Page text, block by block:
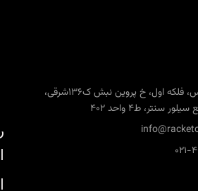
تهران، تهران پارس، فلکه اول، خ پروین نبش ک136شرقی،